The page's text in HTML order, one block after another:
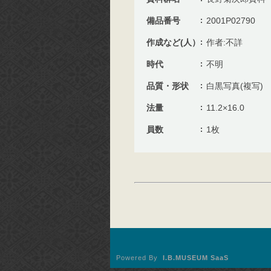
備品番号 2001P02790
作成など(人） 作者:不詳
時代 不明
品質・形状 白黒写真(複写)
法量 11.2×16.0
員数 1枚
Powered By I.B.MUSEUM SaaS